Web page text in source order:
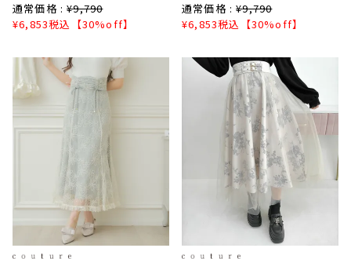
通常価格 : ¥9,790
¥6,853税込 【30%off】
通常価格 : ¥9,790
¥6,853税込 【30%off】